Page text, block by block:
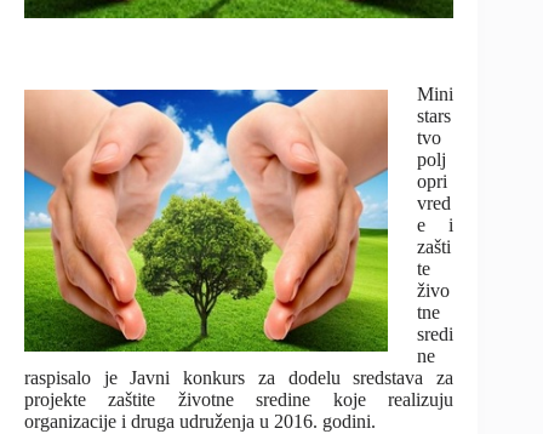
Mini
stars
tvo
polj
opri
vred
e i
zašti
te
živo
tne
sredi
ne
raspisalo je Javni konkurs za dodelu sredstava za
projekte zaštite životne sredine koje realizuju
organizacije i druga udruženja u 2016. godini.